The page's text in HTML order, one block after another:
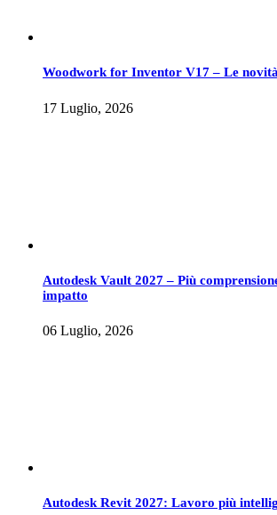
Woodwork for Inventor V17 – Le
17 Luglio, 2026
Autodesk Vault 2027 – Più
impatto
06 Luglio, 2026
Autodesk Revit 2027: Lavoro più